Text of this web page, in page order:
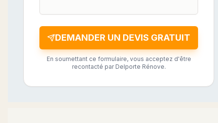
DEMANDER UN DEVIS GRATUIT
En soumettant ce formulaire, vous acceptez d'être
recontacté par Delporte Rénove.